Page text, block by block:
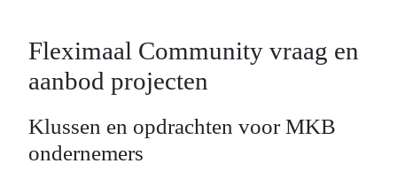
Fleximaal Community vraag en
aanbod projecten
Klussen en opdrachten voor MKB
ondernemers